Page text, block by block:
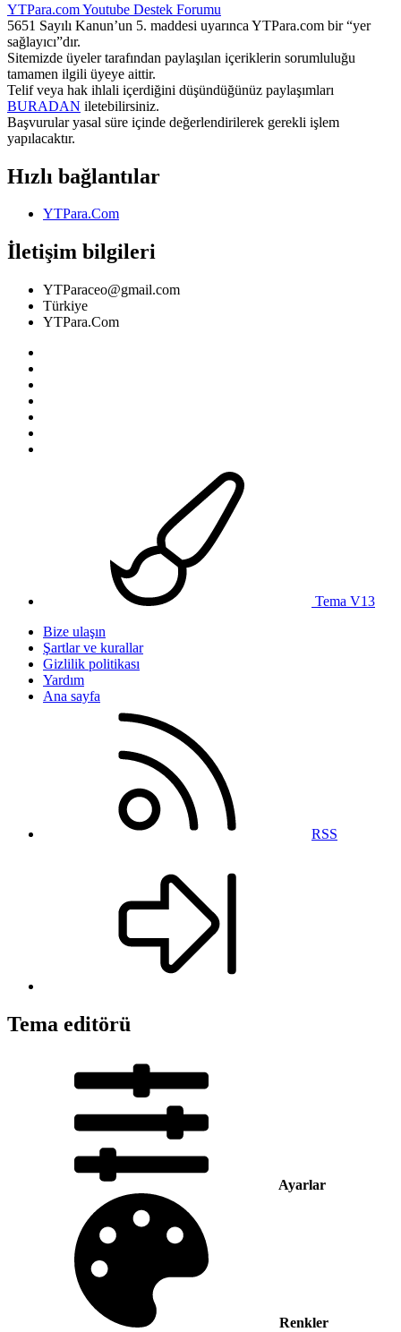
YTPara.comYoutube Destek Forumu
5651 Sayılı Kanun’un 5. maddesi uyarınca YTPara.com bir “yer
sağlayıcı”dır.
Sitemizde üyeler tarafından paylaşılan içeriklerin sorumluluğu
tamamen ilgili üyeye aittir.
Telif veya hak ihlali içerdiğini düşündüğünüz paylaşımları
BURADAN iletebilirsiniz.
Başvurular yasal süre içinde değerlendirilerek gerekli işlem
yapılacaktır.
Hızlı bağlantılar
YTPara.Com
İletişim bilgileri
YTParaceo@gmail.com
Türkiye
YTPara.Com
Tema V13
Bize ulaşın
Şartlar ve kurallar
Gizlilik politikası
Yardım
Ana sayfa
RSS
Tema editörü
Ayarlar
Renkler